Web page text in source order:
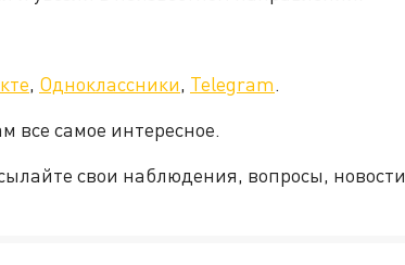
, Одноклассники, Telegram.
все самое интересное.
свои наблюдения, вопросы, новости